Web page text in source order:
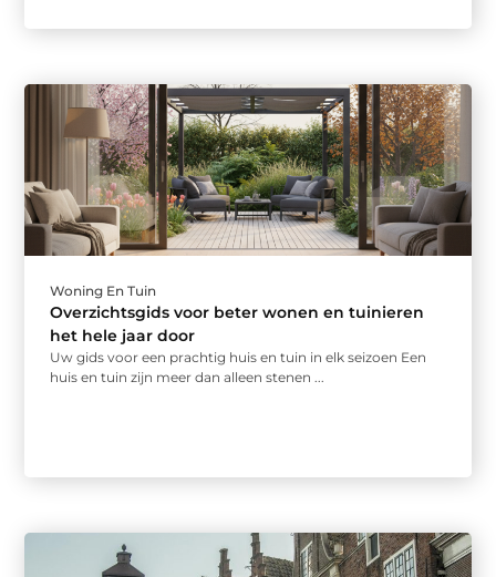
Woning En Tuin
Overzichtsgids voor beter wonen en tuinieren
het hele jaar door
Uw gids voor een prachtig huis en tuin in elk seizoen Een
huis en tuin zijn meer dan alleen stenen ...